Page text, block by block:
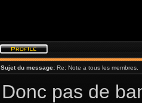
Sujet du message: Re: Note a tous les membres.
Donc pas de